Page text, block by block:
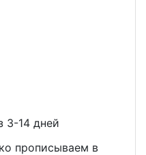
3-14 дней
прописываем в